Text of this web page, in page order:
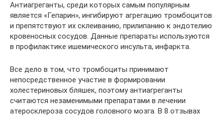
Антиагреганты, среди которых самым популярным
является «Гепарин», ингибируют агрегацию тромбоцитов
и препятствуют их склеиванию, прилипанию к эндотелию
кровеносных сосудов. Данные препараты используются
в профилактике ишемического инсульта, инфаркта.
Все дело в том, что тромбоциты принимают
непосредственное участие в формировании
холестериновых бляшек, поэтому антиагреганты
считаются незаменимыми препаратами в лечении
атеросклероза сосудов головного мозга. В 8 отзывах